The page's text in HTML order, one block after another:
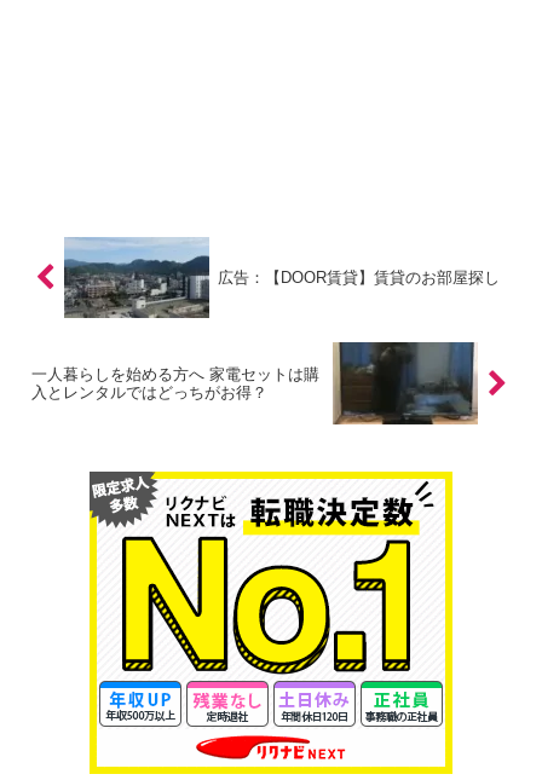
広告：【DOOR賃貸】賃貸のお部屋探し
一人暮らしを始める方へ 家電セットは購
入とレンタルではどっちがお得？